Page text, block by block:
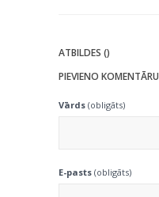
ATBILDES ()
PIEVIENO KOMENTĀRU
Vārds (obligāts)
E-pasts (obligāts)